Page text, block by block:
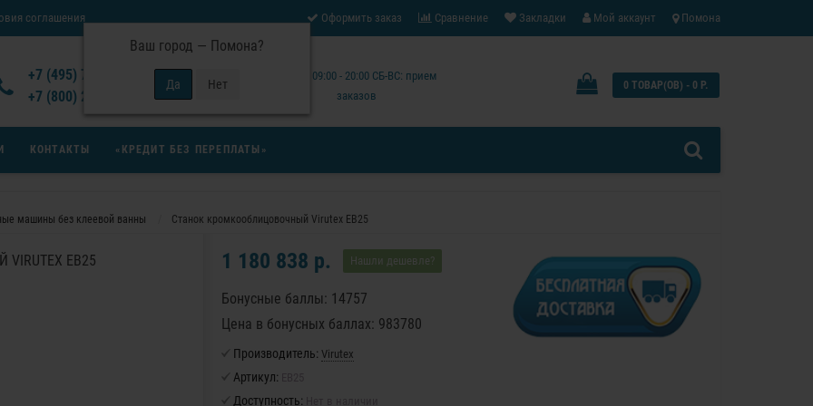
соглашения
товара
Помона
Ваш город — Помона?
Мой аккаунт
Закладки
Сравнение
Оформить заказ
+7 (495) 777-14-94
+7 (800) 200-15-94
Будни: 09:00 - 20:00 СБ-ВС: прием
заказов
0 ТОВАР(ОВ) - 0 Р.
КОНТАКТЫ «КРЕДИТ БЕЗ ПЕРЕПЛАТЫ»
машины без клеевой ванны Станок кромкооблицовочный Virutex EB25
EB25 1 180 838 р. Нашли дешевле?
Бонусные баллы: 14757
Цена в бонусных баллах: 983780
Производитель: Virutex
Артикул:
Доступность: